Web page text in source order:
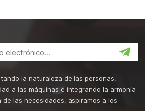
la naturaleza de las personas,
a las máquinas e integrando la armonía
de las necesidades, aspiramos a los